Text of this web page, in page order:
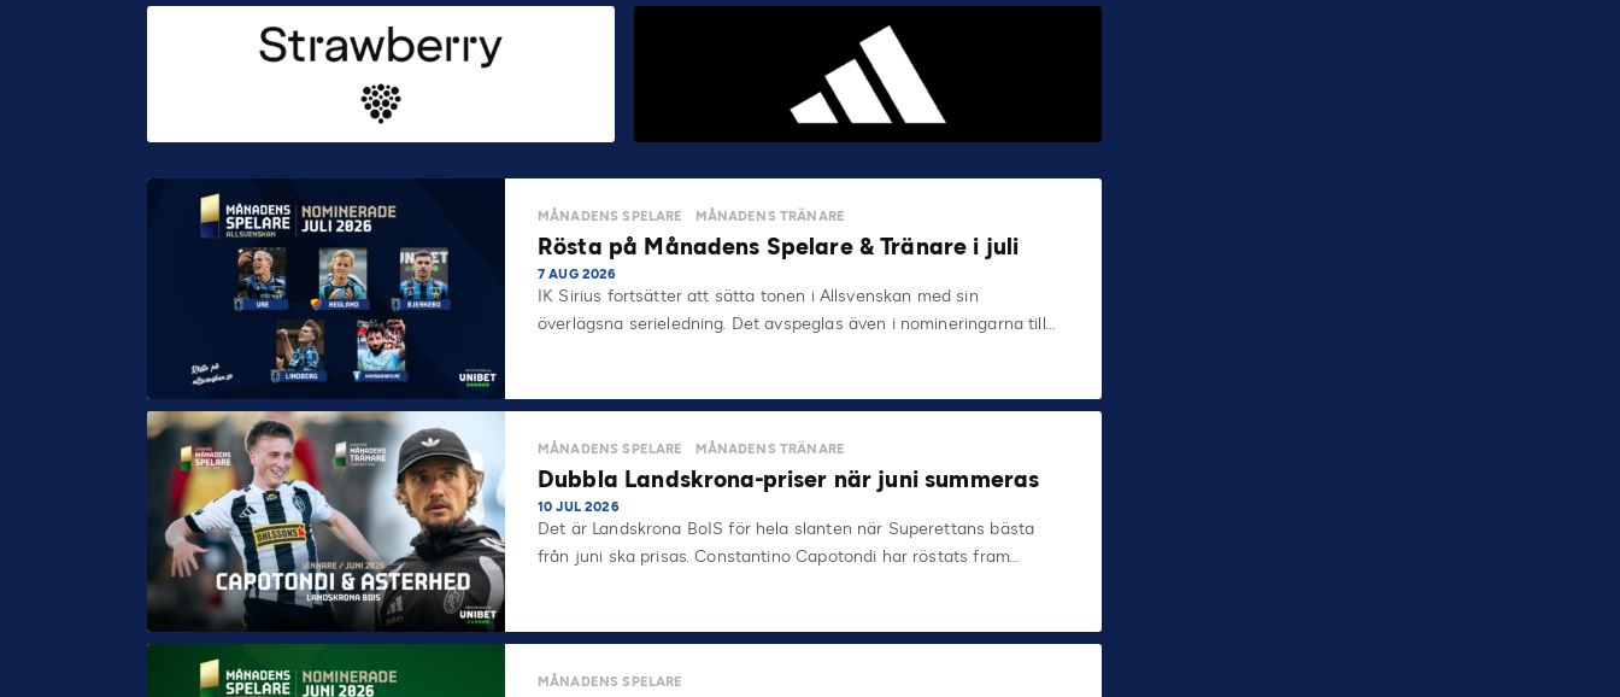
MÅNADENS SPELARE MÅNADENS TRÄNARE
Rösta på Månadens Spelare & Tränare i juli
7 AUG 2026
IK Sirius fortsätter att sätta tonen i Allsvenskan med sin
överlägsna serieledning. Det avspeglas även i nomineringarna till…
MÅNADENS SPELARE MÅNADENS TRÄNARE
Dubbla Landskrona-priser när juni summeras
10 JUL 2026
Det är Landskrona BoIS för hela slanten när Superettans bästa
från juni ska prisas. Constantino Capotondi har röstats fram…
MÅNADENS SPELARE